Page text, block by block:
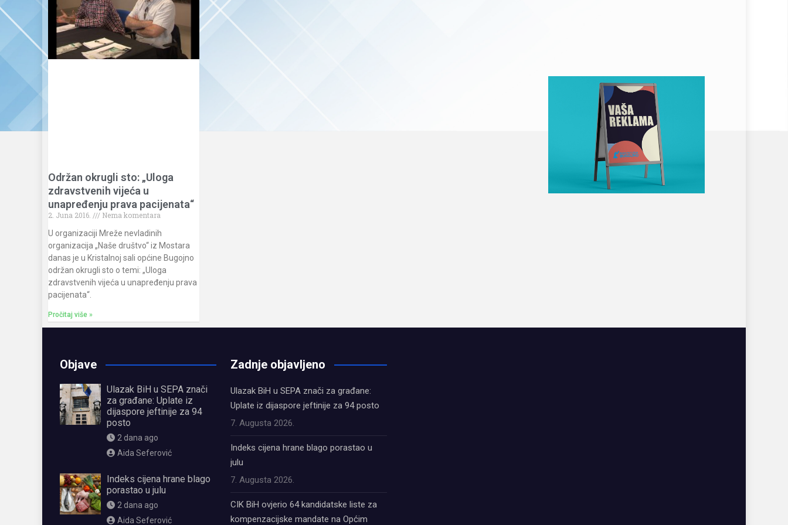
Održan okrugli sto: „Uloga
zdravstvenih vijeća u
unapređenju prava pacijenata“
2. Juna 2016.
Nema komentara
U organizaciji Mreže nevladinih
organizacija „Naše društvo“ iz Mostara
danas je u Kristalnoj sali općine Bugojno
održan okrugli sto o temi: „Uloga
zdravstvenih vijeća u unapređenju prava
pacijenata“.
Pročitaj više »
Objave
Ulazak BiH u SEPA znači
za građane: Uplate iz
dijaspore jeftinije za 94
posto
2 dana ago
Aida Seferović
Indeks cijena hrane blago
porastao u julu
2 dana ago
Aida Seferović
Zadnje objavljeno
Ulazak BiH u SEPA znači za građane:
Uplate iz dijaspore jeftinije za 94 posto
7. Augusta 2026.
Indeks cijena hrane blago porastao u
julu
7. Augusta 2026.
CIK BiH ovjerio 64 kandidatske liste za
kompenzacijske mandate na Općim